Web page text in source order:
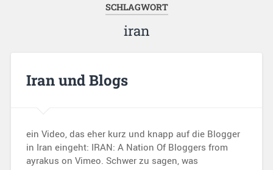
SCHLAGWORT
iran
Iran und Blogs
ein Video, das eher kurz und knapp auf die Blogger
in Iran eingeht: IRAN: A Nation Of Bloggers from
ayrakus on Vimeo. Schwer zu sagen, was